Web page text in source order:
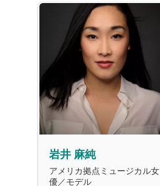
岩井 麻純
アメリカ拠点ミュージカル女
優／モデル